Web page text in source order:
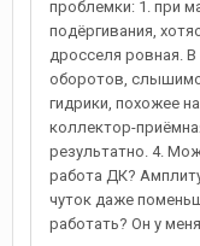
проблемки: 1. при
подёргивания,
дросселя ровная. В
оборотов,
гидрики, похожее
коллектор-
результатно. 4.
работа ДК?
чуток даже
работать? Он у